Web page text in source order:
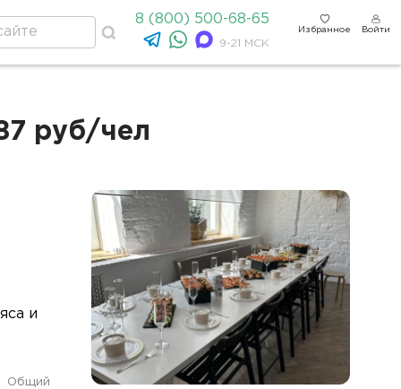
8 (800) 500-68-65
9-21 МСК
Избранное Войти
руб/чел
и
Общий